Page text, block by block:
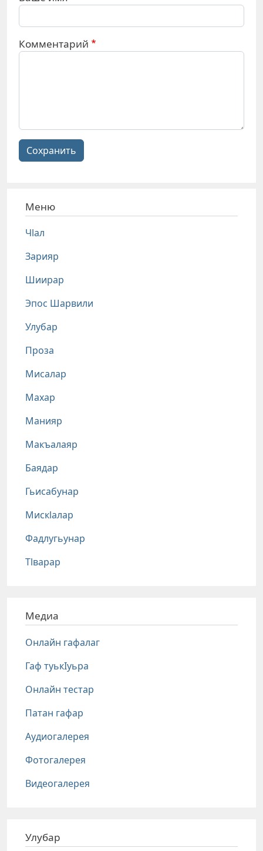
Комментарий
Сохранить
Меню
Чlал
Зарияр
Шиирар
Эпос Шарвили
Улубар
Проза
Мисалар
Махар
Манияр
Макъалаяр
Баядар
Гьисабунар
Мискlалар
Фадлугьунар
Тlварар
Медиа
Онлайн гафалаг
Гаф туькIуьра
Онлайн тестар
Патан гафар
Аудиогалерея
Фотогалерея
Видеогалерея
Улубар